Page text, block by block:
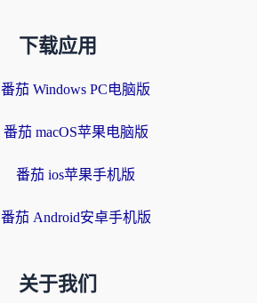
下载应用
番茄 Windows PC电脑版
番茄 macOS苹果电脑版
番茄 ios苹果手机版
番茄 Android安卓手机版
关于我们